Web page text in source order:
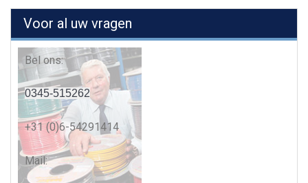
Voor al uw vragen
Bel ons:
0345-515262
+31 (0)6-54291414
Mail: